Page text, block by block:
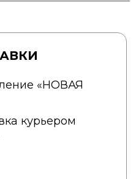
«НОВАЯ
курьером